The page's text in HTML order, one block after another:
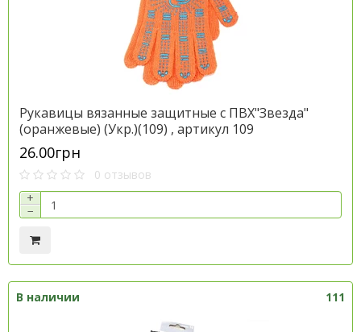
Рукавицы вязанные защитные с ПВХ"Звезда"
(оранжевые) (Укр.)(109) , артикул 109
26.00грн
0 отзывов
+
−
В наличии 111